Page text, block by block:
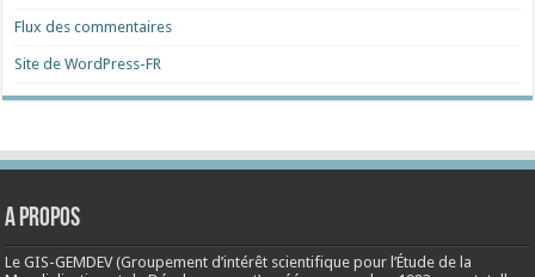
Flux des commentaires
Site de WordPress-FR
A propos
Le GIS-GEMDEV (Groupement d’intérêt scientifique pour l’Étude de la